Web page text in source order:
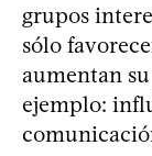
grupos
sólo
aumentan
ejemplo: